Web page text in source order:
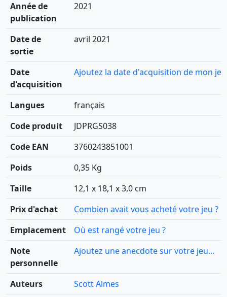
Année de
publication
2021
Date de
sortie
avril 2021
Date
d'acquisition
Ajoutez la date d'acquisition de mon jeu
Langues
français
Code produit
JDPRGS038
Code EAN
3760243851001
Poids
0,35 Kg
Taille
12,1 x 18,1 x 3,0 cm
Prix d'achat
Combien avait vous acheté votre jeu ?
Emplacement
Où est rangé votre jeu ?
Note
personnelle
Ajoutez une anecdote sur votre jeu...
Auteurs
Scott Almes